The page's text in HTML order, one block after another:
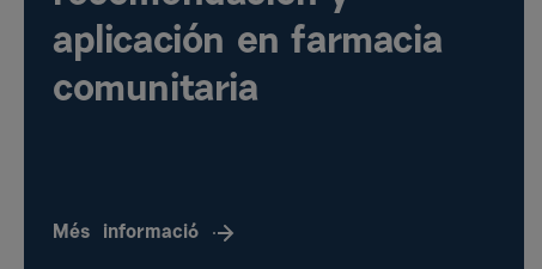
aplicación en farmacia
comunitaria
Més informació